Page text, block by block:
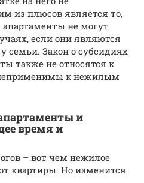
из плюсов является то,
не могут
если они являются
Закон о субсидиях
также не относятся к
к нежилым
и
время и
– вот чем нежилое
квартиры. Но изменится